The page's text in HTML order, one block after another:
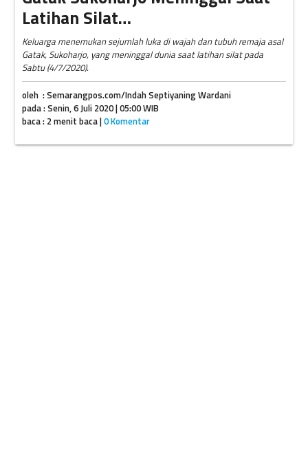
Latihan Silat…
Keluarga menemukan sejumlah luka di wajah dan tubuh remaja asal
Gatak, Sukoharjo, yang meninggal dunia saat latihan silat pada
Sabtu (4/7/2020).
oleh : Semarangpos.com/Indah Septiyaning Wardani
pada : Senin, 6 Juli 2020 | 05:00 WIB
baca : 2 menit baca |0 Komentar